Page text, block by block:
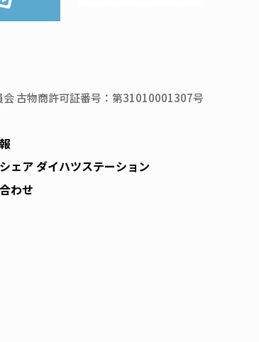
会古物商許可証番号：第31010001307号
ェア ダイハツステーション
わせ